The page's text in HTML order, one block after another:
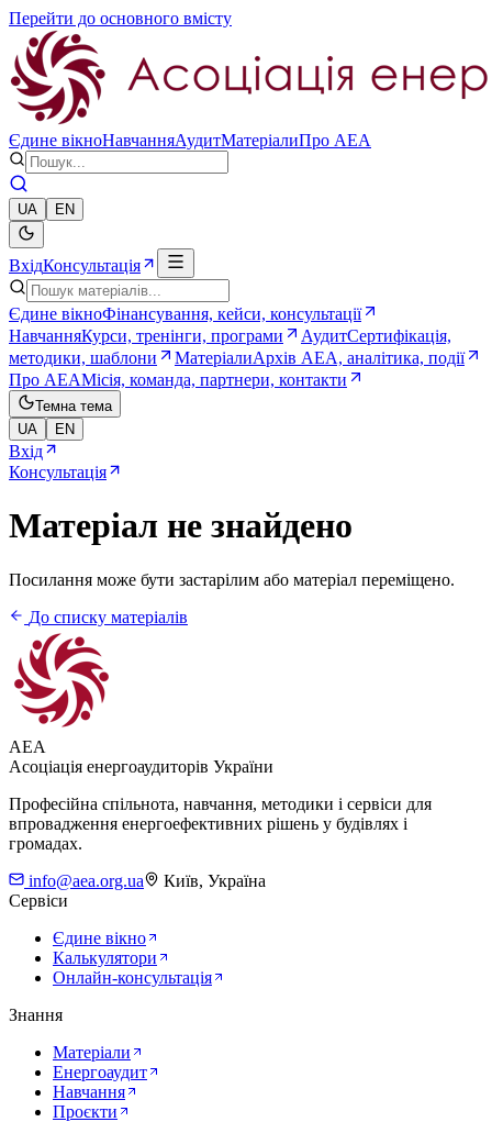
Перейти до основного вмісту
Єдине вікноНавчанняАудитМатеріалиПро AEA
UA EN
ВхідКонсультація
Єдине вікноФінансування, кейси, консультації
НавчанняКурси, тренінги, програми АудитСертифікація,
методики, шаблони
МатеріалиАрхів AEA, аналітика, події
Про AEAМісія, команда, партнери, контакти
Темна тема
UA
EN
Вхід
Консультація
Матеріал не знайдено
Посилання може бути застарілим або матеріал переміщено.
До списку матеріалів
AEA
Асоціація енергоаудиторів України
Професійна спільнота, навчання, методики і сервіси для
впровадження енергоефективних рішень у будівлях і
громадах.
info@aea.org.ua
Київ, Україна
Сервіси
Єдине вікно
Калькулятори
Онлайн-консультація
Знання
Матеріали
Енергоаудит
Навчання
Проєкти